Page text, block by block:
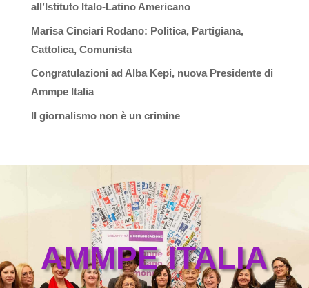
all’Istituto Italo-Latino Americano
Marisa Cinciari Rodano: Politica, Partigiana,
Cattolica, Comunista
Congratulazioni ad Alba Kepi, nuova Presidente di
Ammpe Italia
Il giornalismo non è un crimine
AMMPE ITALIA